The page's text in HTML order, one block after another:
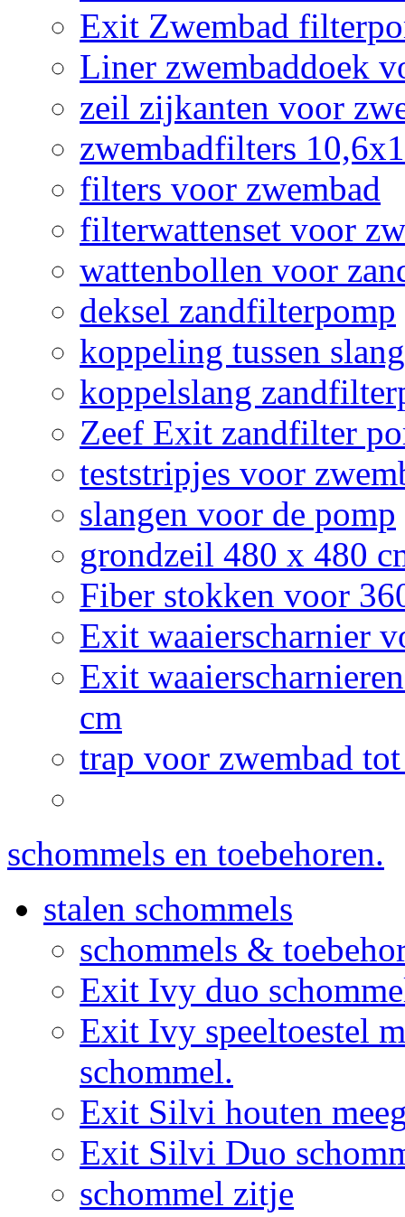
Exit Zwembad
Liner zwembaddoek
zeil zijkanten voor
zwembadfilters
filters voor zwembad
filterwattenset voor
wattenbollen voor
deksel zandfilterpomp
koppeling tussen
koppelslang
Zeef Exit zandfilter
teststripjes voor
slangen voor de pomp
grondzeil 480 x 480
Fiber stokken voor
Exit waaierscharnier
Exit
cm
trap voor zwembad
schommels en toebehoren.
stalen schommels
schommels &
Exit Ivy duo
Exit Ivy speeltoestel
schommel.
Exit Silvi houten
Exit Silvi Duo
schommel zitje